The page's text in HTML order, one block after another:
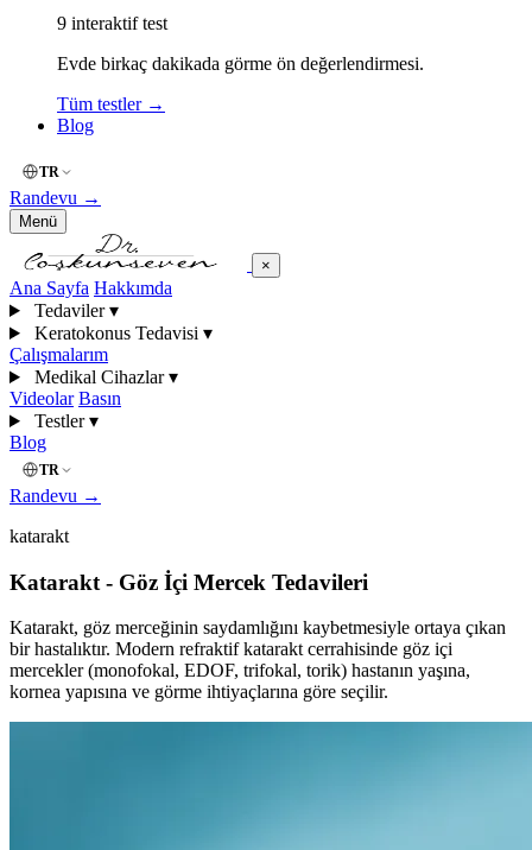
9 interaktif test
Evde birkaç dakikada görme ön değerlendirmesi.
Tüm testler →
Blog
TR
Randevu →
Menü
×
Ana Sayfa Hakkımda
Tedaviler ▾
Keratokonus Tedavisi ▾
Çalışmalarım
Medikal Cihazlar ▾
Videolar Basın
Testler ▾
Blog
TR
Randevu →
katarakt
Katarakt - Göz İçi Mercek Tedavileri
Katarakt, göz merceğinin saydamlığını kaybetmesiyle ortaya çıkan
bir hastalıktır. Modern refraktif katarakt cerrahisinde göz içi
mercekler (monofokal, EDOF, trifokal, torik) hastanın yaşına,
kornea yapısına ve görme ihtiyaçlarına göre seçilir.